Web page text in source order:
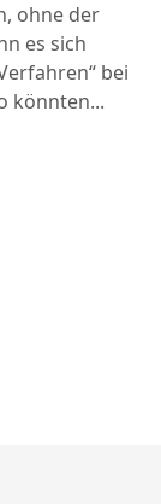
ohne der
es sich
bei
könnten...